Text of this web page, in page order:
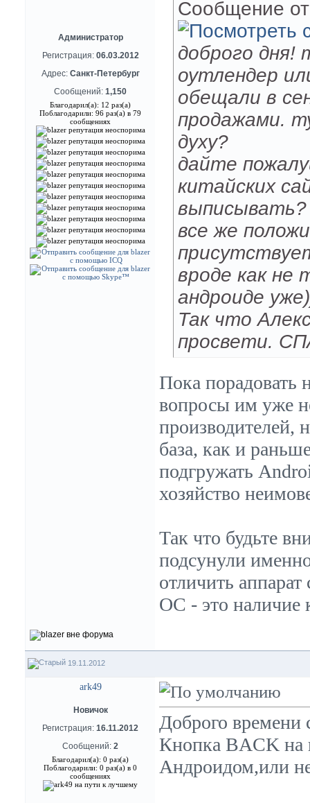
Администратор
Регистрация: 06.03.2012
Адрес: Санкт-Петербург
Сообщений: 1,150
Благодарил(а): 12 раз(а)
Поблагодарили: 96 раз(а) в 79
сообщениях
Сообщение
доброго дня!
оутлендер
обещали в
продажами.
духу?
дайте
китайских
выписывать?
все же
вроде как не
андроиде
Так что
просвети.
Пока порадовать
вопросы им уже
производителей,
база, как и
подгружать
хозяйство
Так что будьте
подсунули
отличить
ОС - это наличие
19.11.2012
ark49
Новичок
Регистрация: 16.11.2012
Сообщений: 2
Благодарил(а): 0 раз(а)
Поблагодарили: 0 раз(а) в 0
сообщениях
Доброго времени
Кнопка BACK на
Андроидом,или